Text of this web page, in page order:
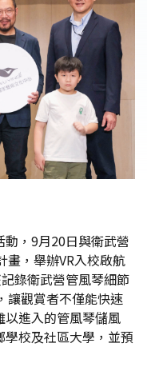
，9月20日與衛武營
畫，舉辦VR入校啟航
錄衛武營管風琴細節
讓觀賞者不僅能快速
進入的管風琴儲風
校及社區大學，並預